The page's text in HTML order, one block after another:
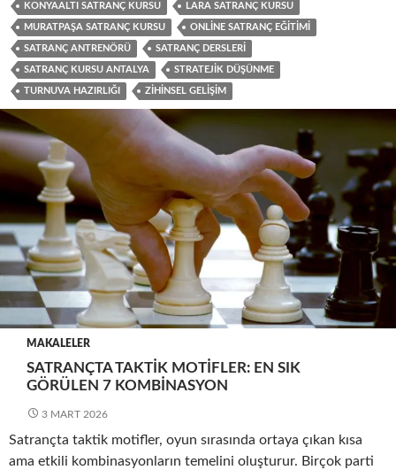
KONYAALTI SATRANÇ KURSU LARA SATRANÇ KURSU
MURATPAŞA SATRANÇ KURSU ONLINE SATRANÇ EĞITIMI
SATRANÇ ANTRENÖRÜ SATRANÇ DERSLERI
SATRANÇ KURSU ANTALYA STRATEJIK DÜŞÜNME
TURNUVA HAZIRLIĞI ZIHINSEL GELIŞIM
MAKALELER
SATRANÇTA TAKTIK MOTIFLER: EN SIK
GÖRÜLEN 7 KOMBINASYON
3 MART 2026
Satrançta taktik motifler, oyun sırasında ortaya çıkan kısa
ama etkili kombinasyonların temelini oluşturur. Birçok parti